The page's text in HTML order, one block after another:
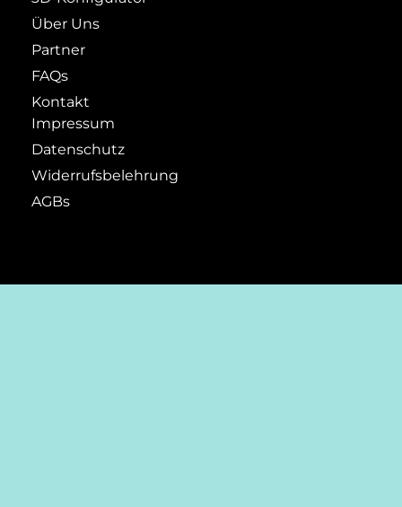
Über Uns
Partner
FAQs
Kontakt
Impressum
Datenschutz
Widerrufsbelehrung
AGBs